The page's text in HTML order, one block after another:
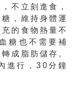
不立刻進食，
，維持身體運
的食物熱量不
糖也不需要補
成脂肪儲存。
進行，30分鐘